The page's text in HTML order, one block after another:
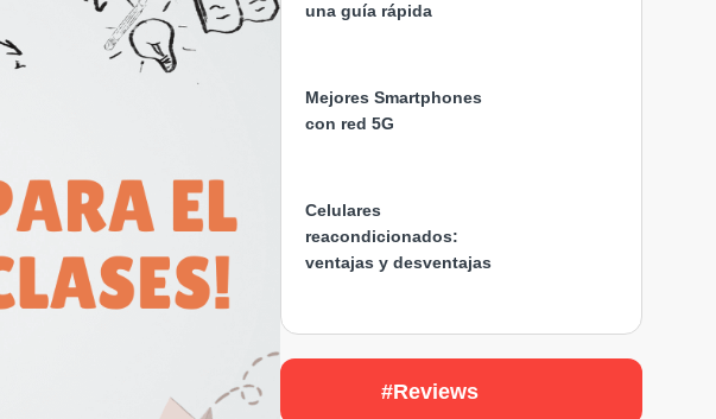
una guía rápida
Mejores Smartphones
con red 5G
Celulares
reacondicionados:
ventajas y desventajas
#Reviews